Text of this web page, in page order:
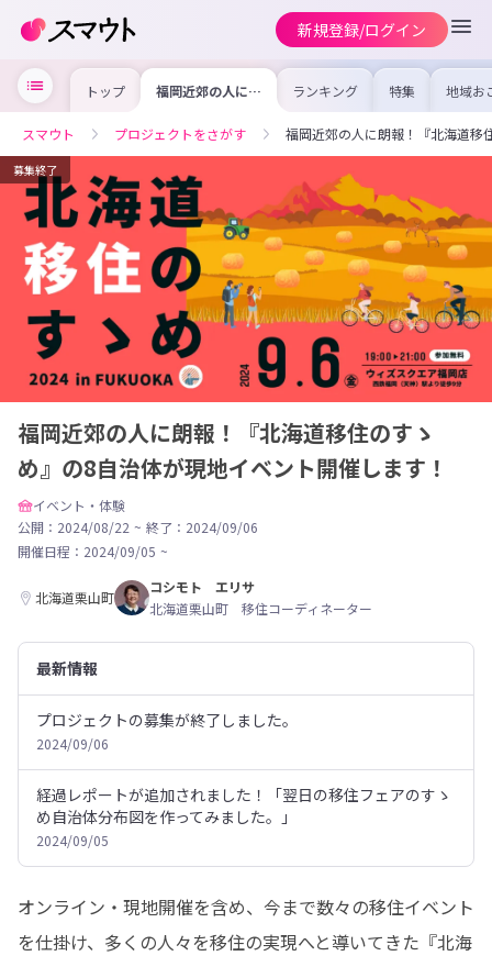
新規登録/ログイン
トップ 福岡近郊の人に朗
報！『北海道移住
治体が現地イベン
ト開催します！
ランキング 特集 地域お
の求
を集め
事内容
を比較
合った
スマウト プロジェクトをさがす 福岡近郊の人に朗報！『北海道移
募集終了
福岡近郊の人に朗報！『北海道移住のすゝ
め』の8自治体が現地イベント開催します！
イベント・体験
公開：2024/08/22 ~ 終了：2024/09/06
開催日程： 2024/09/05 ~
北海道栗山町
コシモト エリサ
北海道栗山町 移住コーディネーター
最新情報
プロジェクトの募集が終了しました。
2024/09/06
経過レポートが追加されました！「翌日の移住フェアのすゝ
め自治体分布図を作ってみました。」
2024/09/05
オンライン・現地開催を含め、今まで数々の移住イベント
を仕掛け、多くの人々を移住の実現へと導いてきた『北海